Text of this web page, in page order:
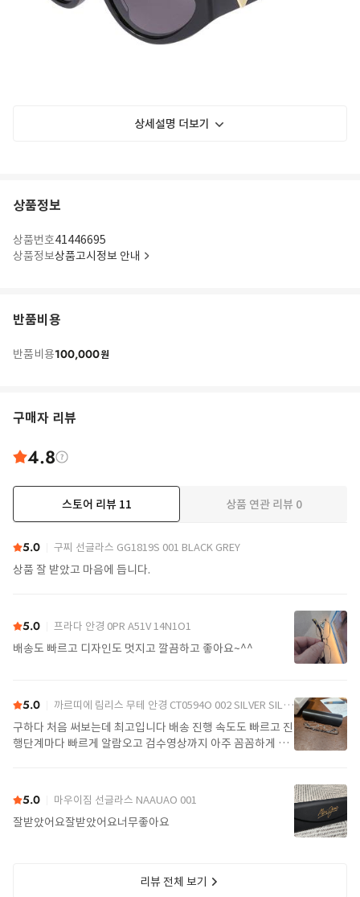
상세설명 더보기
상품정보
상품번호41446695
상품정보상품고시정보 안내
반품비용
반품비용100,000원
구매자 리뷰
4.8
스토어 리뷰 11 상품 연관 리뷰 0
5.0 구찌 선글라스 GG1819S 001 BLACK GREY
상품 잘 받았고 마음에 듭니다.
5.0 프라다 안경 0PR A51V 14N1O1
배송도 빠르고 디자인도 멋지고 깔끔하고 좋아요~^^
5.0 까르띠에 림리스 무테 안경 CT0594O 002 SILVER SILVER TRANSPARENT
구하다 처음 써보는데 최고입니다 배송 진행 속도도 빠르고 진
행단계마다 빠르게 알람오고 검수영상까지 아주 꼼꼼하게 찍
5.0 마우이짐 선글라스 NAAUAO 001
잘받았어요잘받았어요너무좋아요
리뷰 전체 보기